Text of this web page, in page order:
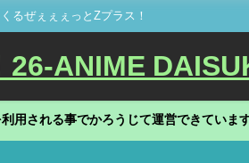
るぜぇぇぇっとZプラス！
ANIME
される事でかろうじて運営できていま